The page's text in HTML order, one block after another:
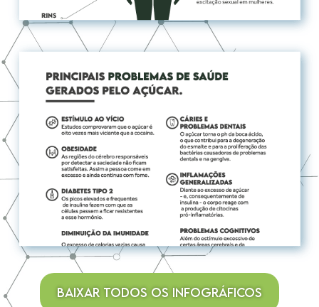
BAIXAR TODOS OS INFOGRÁFICOS